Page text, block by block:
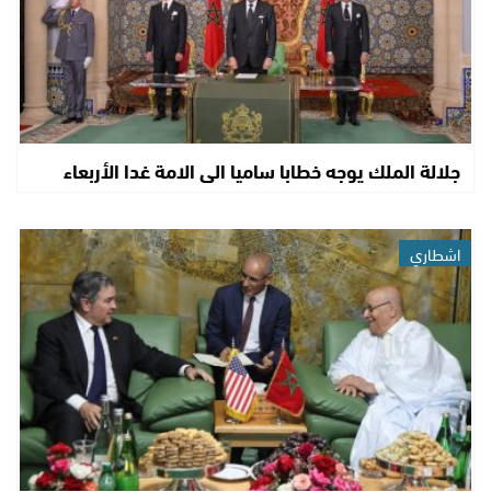
جلالة الملك يوجه خطابا ساميا الى الامة غدا الأربعاء
اشطاري